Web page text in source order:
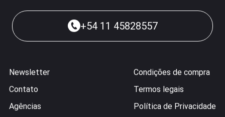
+54 11 45828557
Newsletter
Contato
Agências
Condições de compra
Termos legais
Política de Privacidade